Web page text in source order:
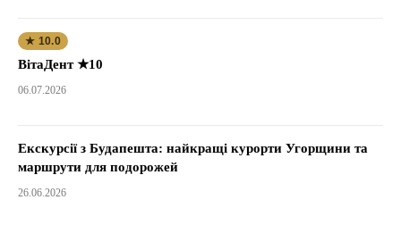
★ 10.0
ВітаДент ★10
06.07.2026
Екскурсії з Будапешта: найкращі курорти Угорщини та
маршрути для подорожей
26.06.2026